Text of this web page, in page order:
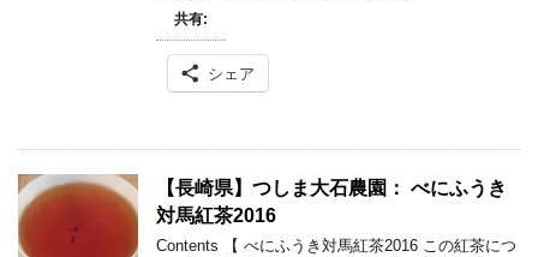
共有:
シェア
【長崎県】つしま大石農園： べにふうき
対馬紅茶2016
Contents 【 べにふうき対馬紅茶2016 この紅茶につ